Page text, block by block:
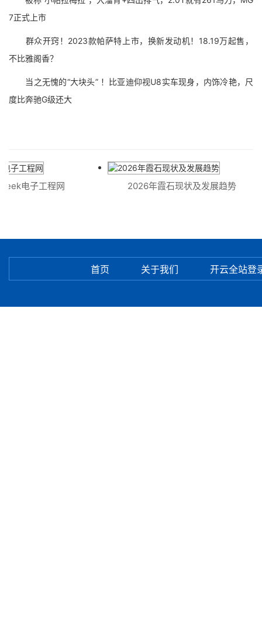
7正式上市
群众开窍！2023款帕萨特上市，换新发动机！18.19万起售，
不比雅阁香？
当之无愧的“大块头” ！比亚迪仰视U8实车现身，内饰冷艳，尺
度比奔驰G级还大
工程网 2026年霞石现状及发展趋势
首页 关于我们 开云全站登